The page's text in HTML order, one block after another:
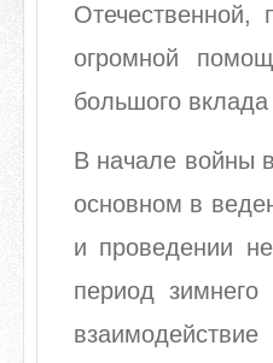
Отечественной,
огромной
большого вклада
В начале войны
основном в
и проведении
период зимнего